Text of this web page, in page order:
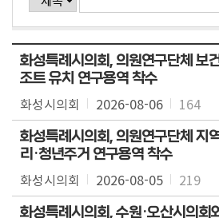
화성특례시의회, 의원연구단체 보
조트 유치 연구용역 착수
화성시의회 2026-08-06 164
화성특례시의회, 의원연구단체 지
리·청년주거 연구용역 착수
화성시의회 2026-08-05 219
화성특례시의회, 수원·오산시의회